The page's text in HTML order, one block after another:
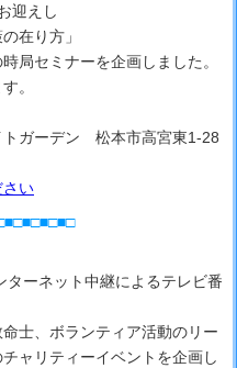
迎えし
在り方」
局セミナーを企画しました。
。
ガーデン 松本市高宮東1-28
さい
ーネット中継によるテレビ番
士、ボランティア活動のリー
ャリティーイベントを企画し